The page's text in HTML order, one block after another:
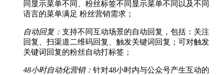
同显示菜单不同、粉丝标签不同显示菜单不同以及不同
语言的菜单满足 粉丝营销需求；
自动回复： 支持不同互动场景的自动回复，包括：关注
回复、扫渠道二维码回复、触发关键词回复；可对触发
关键词回复的粉丝自动打标签；
48小时自动化营销： 针对48小时内与公众号产生互动的